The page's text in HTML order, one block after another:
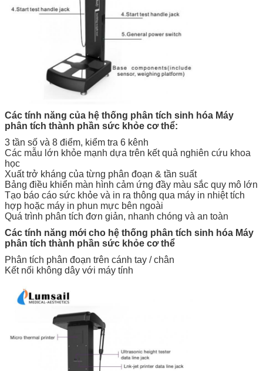
Các tính năng của hệ thống phân tích sinh hóa Máy
phân tích thành phần sức khỏe cơ thể:
3 tần số và 8 điểm, kiểm tra 6 kênh
Các mẫu lớn khỏe mạnh dựa trên kết quả nghiên cứu khoa
học
Xuất trở kháng của từng phân đoạn & tần suất
Bảng điều khiển màn hình cảm ứng đầy màu sắc quy mô lớn
Tạo báo cáo sức khỏe và in ra thông qua máy in nhiệt tích
hợp hoặc máy in phun mực bên ngoài
Quá trình phân tích đơn giản, nhanh chóng và an toàn
Các tính năng mới cho hệ thống phân tích sinh hóa Máy
phân tích thành phần sức khỏe cơ thể
Phân tích phân đoạn trên cánh tay / chân
Kết nối không dây với máy tính